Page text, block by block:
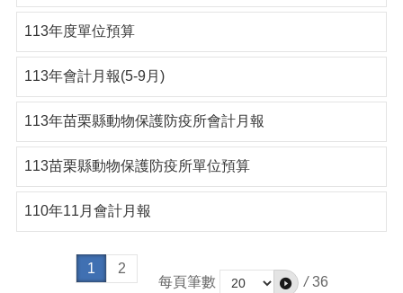
113年度單位預算
113年會計月報(5-9月)
113年苗栗縣動物保護防疫所會計月報
113苗栗縣動物保護防疫所單位預算
110年11月會計月報
1
2
每頁筆數
/ 36